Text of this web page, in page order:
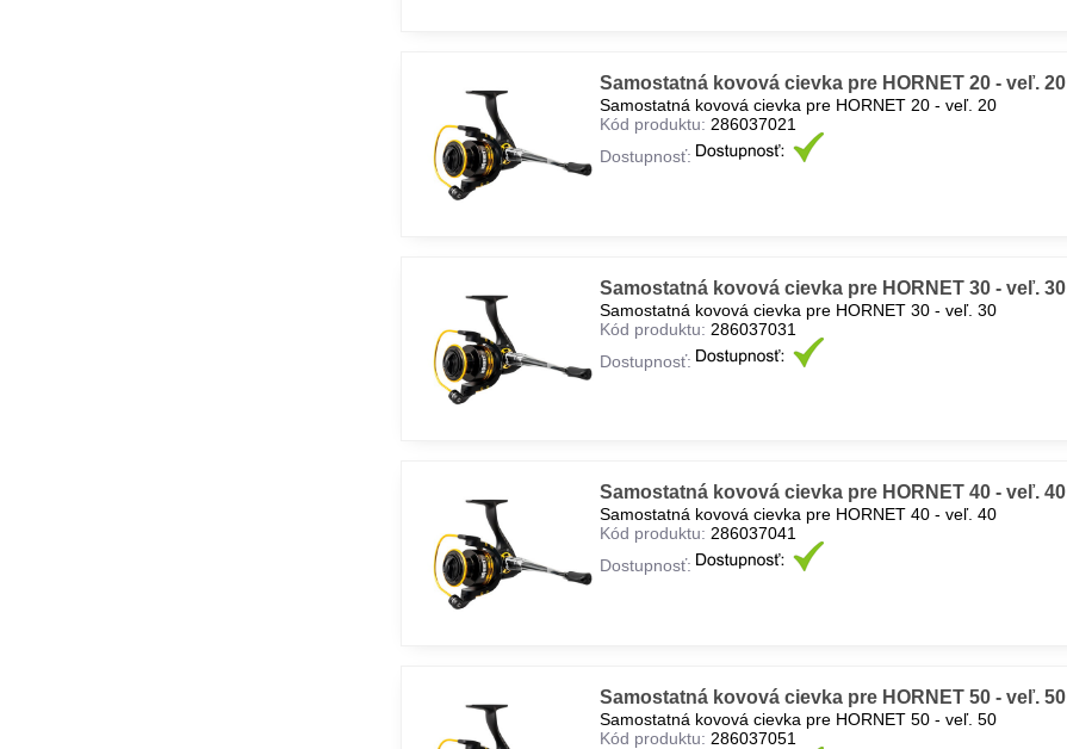
Samostatná kovová cievka pre HORNET 20 - veľ. 20
Samostatná kovová cievka pre HORNET 20 - veľ. 20
Kód produktu: 286037021
Dostupnosť:
Samostatná kovová cievka pre HORNET 30 - veľ. 30
Samostatná kovová cievka pre HORNET 30 - veľ. 30
Kód produktu: 286037031
Dostupnosť:
Samostatná kovová cievka pre HORNET 40 - veľ. 40
Samostatná kovová cievka pre HORNET 40 - veľ. 40
Kód produktu: 286037041
Dostupnosť:
Samostatná kovová cievka pre HORNET 50 - veľ. 50
Samostatná kovová cievka pre HORNET 50 - veľ. 50
Kód produktu: 286037051